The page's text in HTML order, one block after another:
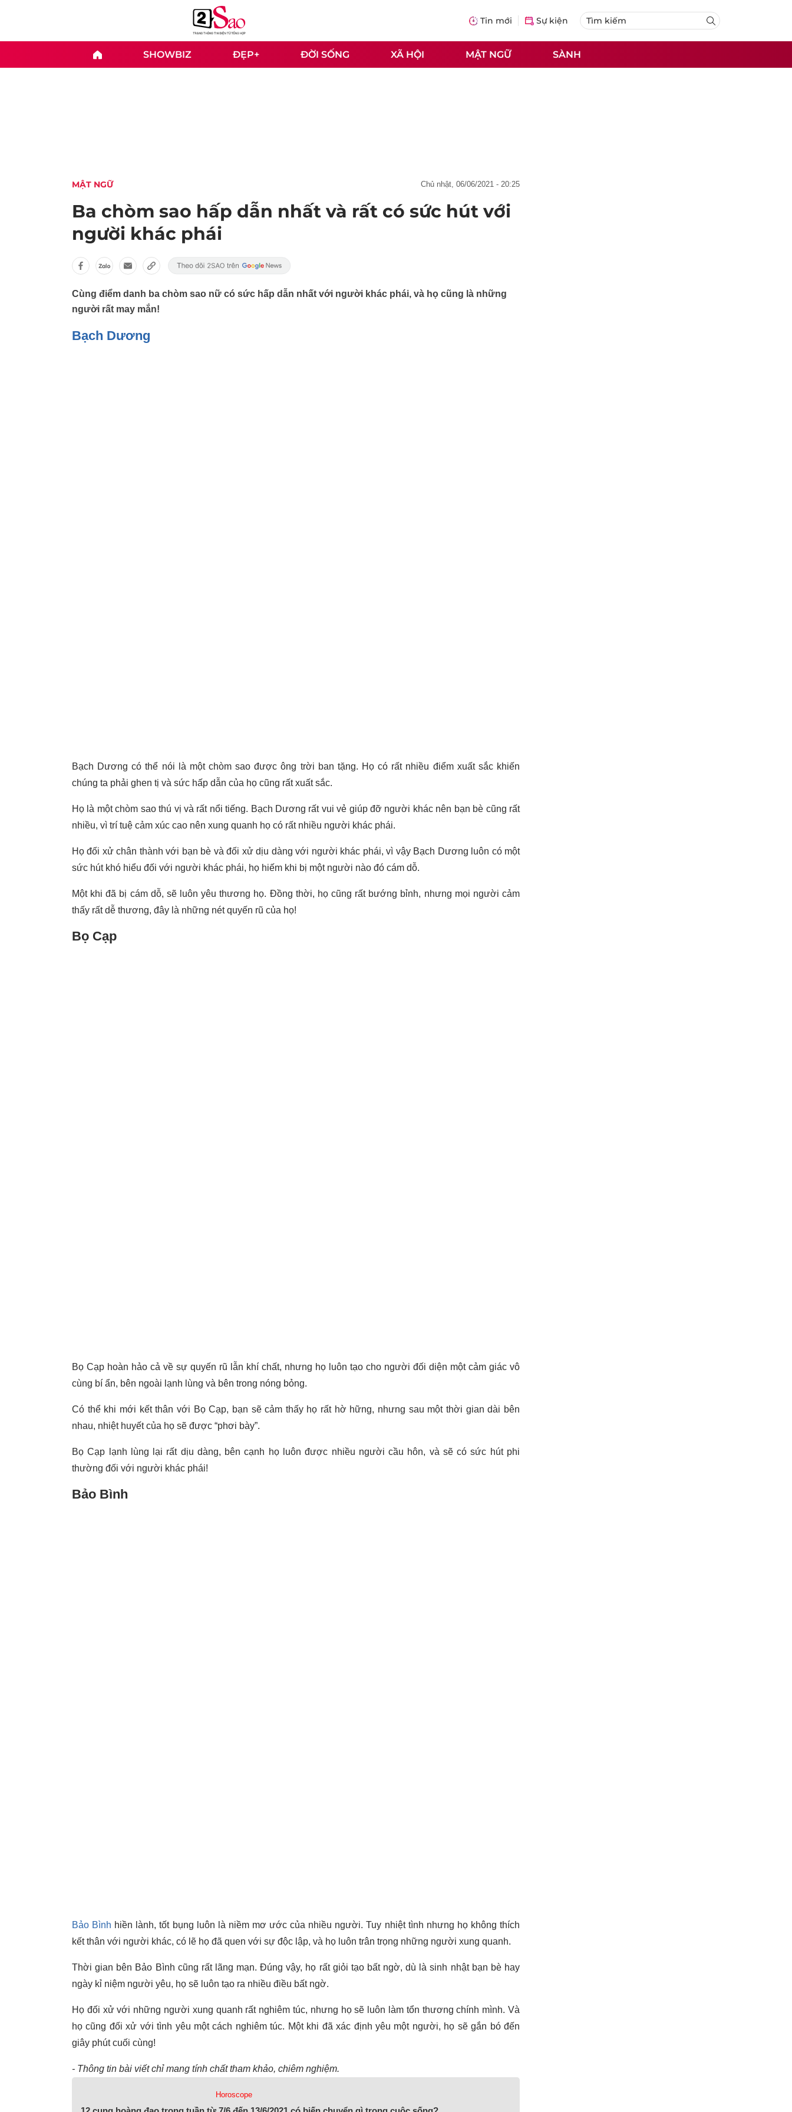
Tin mới Sự kiện
SHOWBIZ ĐẸP+ ĐỜI SỐNG XÃ HỘI MẬT NGỮ SÀNH
MẬT NGỮ chủ nhật, 06/06/2021 - 20:25
Ba chòm sao hấp dẫn nhất và rất có sức hút với
người khác phái
Cùng điểm danh ba chòm sao nữ có sức hấp dẫn nhất với người khác phái, và họ cũng là những
người rất may mắn!
Bạch Dương
Bạch Dương có thể nói là một chòm sao được ông trời ban tặng. Họ có rất nhiều điểm xuất sắc khiến
chúng ta phải ghen tị và sức hấp dẫn của họ cũng rất xuất sắc.
Họ là một chòm sao thú vị và rất nổi tiếng. Bạch Dương rất vui vẻ giúp đỡ người khác nên bạn bè cũng rất
nhiều, vì trí tuệ cảm xúc cao nên xung quanh họ có rất nhiều người khác phái.
Họ đối xử chân thành với bạn bè và đối xử dịu dàng với người khác phái, vì vậy Bạch Dương luôn có một
sức hút khó hiểu đối với người khác phái, họ hiếm khi bị một người nào đó cám dỗ.
Một khi đã bị cám dỗ, sẽ luôn yêu thương họ. Đồng thời, họ cũng rất bướng bỉnh, nhưng mọi người cảm
thấy rất dễ thương, đây là những nét quyến rũ của họ!
Bọ Cạp
Bọ Cạp hoàn hảo cả về sự quyến rũ lẫn khí chất, nhưng họ luôn tạo cho người đối diện một cảm giác vô
cùng bí ẩn, bên ngoài lạnh lùng và bên trong nóng bỏng.
Có thể khi mới kết thân với Bọ Cạp, bạn sẽ cảm thấy họ rất hờ hững, nhưng sau một thời gian dài bên
nhau, nhiệt huyết của họ sẽ được “phơi bày”.
Bọ Cạp lạnh lùng lại rất dịu dàng, bên cạnh họ luôn được nhiều người cầu hôn, và sẽ có sức hút phi
thường đối với người khác phái!
Bảo Bình
Bảo Bình hiền lành, tốt bụng luôn là niềm mơ ước của nhiều người. Tuy nhiệt tình nhưng họ không thích
kết thân với người khác, có lẽ họ đã quen với sự độc lập, và họ luôn trân trọng những người xung quanh.
Thời gian bên Bảo Bình cũng rất lãng mạn. Đúng vậy, họ rất giỏi tạo bất ngờ, dù là sinh nhật bạn bè hay
ngày kỉ niệm người yêu, họ sẽ luôn tạo ra nhiều điều bất ngờ.
Họ đối xử với những người xung quanh rất nghiêm túc, nhưng họ sẽ luôn làm tổn thương chính mình. Và
họ cũng đối xử với tình yêu một cách nghiêm túc. Một khi đã xác định yêu một người, họ sẽ gắn bó đến
giây phút cuối cùng!
- Thông tin bài viết chỉ mang tính chất tham khảo, chiêm nghiệm.
Horoscope